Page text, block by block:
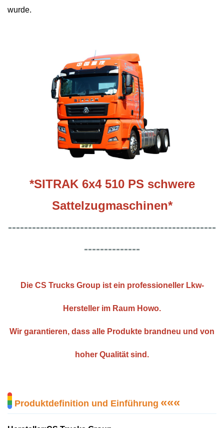
wurde.
*SITRAK 6x4 510 PS schwere
Sattelzugmaschinen*
----------------------------------------------------
--------------
Die CS Trucks Group ist ein professioneller Lkw-
Hersteller im Raum Howo.
Wir garantieren, dass alle Produkte brandneu und von
hoher Qualität sind.
Produktdefinition und Einführung «««